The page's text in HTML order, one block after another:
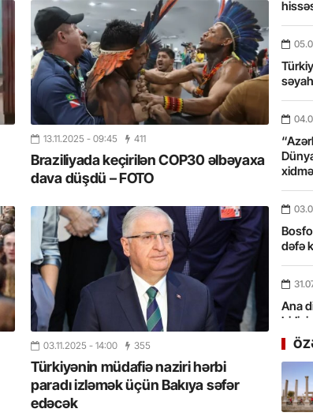
13.11.2025 - 09:45 411
Braziliyada keçirilən COP30 əlbəyaxa
dava düşdü – FOTO
03.11.2025 - 14:00 355
Türkiyənin müdafiə naziri hərbi
paradı izləmək üçün Bakıya səfər
edəcək
dəfə
Ana